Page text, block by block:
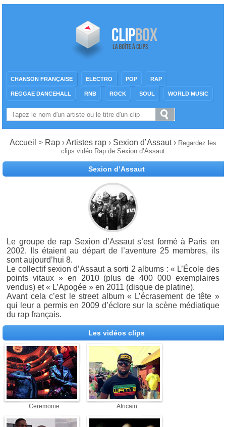
CHANSON FRANÇAISE ELECTRO POP RAP
REGGAE DANCEHALL RNB ROCK SOUL WORLD MUSIC
Accueil > Rap ›Artistes rap › Sexion d’Assaut› Regardez les
clips vidéo Rap de Sexion d’Assaut
Sexion d’Assaut
Le groupe de rap Sexion d’Assaut s’est formé à Paris en
2002. Ils étaient au départ de l’aventure 25 membres, ils
sont aujourd’hui 8.
Le collectif sexion d’Assaut a sorti 2 albums : « L’École des
points vitaux » en 2010 (plus de 400 000 exemplaires
vendus) et « L’Apogée » en 2011 (disque de platine).
Avant cela c’est le street album « L’écrasement de tête »
qui leur a permis en 2009 d’éclore sur la scène médiatique
du rap français.
Les vidéos clips
Cérémonie Africain